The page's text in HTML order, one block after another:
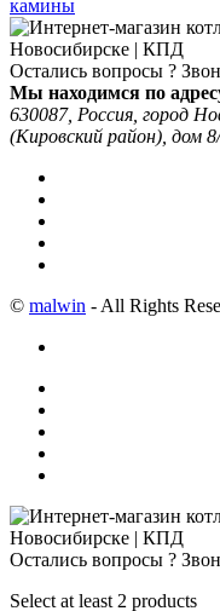
камины
Остались вопросы ?
Мы находимся по
630087, Россия, город
(Кировский район), дом
© malwin - All Rights
Остались вопросы ?
Select at least 2 products